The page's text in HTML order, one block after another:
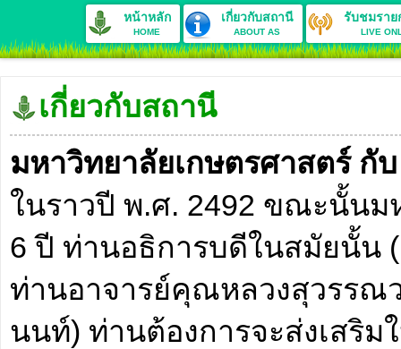
หน้าหลัก
HOME
เกี่ยวกับสถานี
ABOUT AS
รับชมราย
LIVE
เกี่ยวกับสถานี
มหาวิทยาลัยเกษตรศาสตร์ กั
ในราวปี พ.ศ. 2492 ขณะนั้นม
6 ปี ท่านอธิการบดีในสมัยนั้น
ท่านอาจารย์คุณหลวงสุวรรณ
นนท์) ท่านต้องการจะส่งเสริม